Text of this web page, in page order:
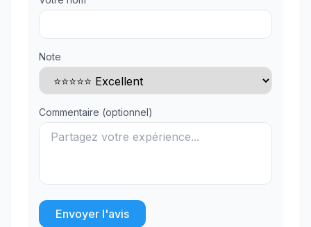
Note
Commentaire (optionnel)
Envoyer l'avis